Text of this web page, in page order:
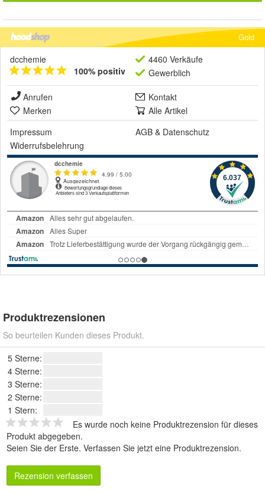
Gold
dcchemie
100% positiv
4460 Verkäufe
Gewerblich
Anrufen
Kontakt
Merken
Alle Artikel
Impressum
AGB & Datenschutz
Widerrufsbelehrung
Produktrezensionen
So beurteilen Kunden dieses Produkt.
5 Sterne:
4 Sterne:
3 Sterne:
2 Sterne:
1 Stern:
Es wurde noch keine Produktrezension für dieses
Produkt abgegeben.
Seien Sie der Erste. Verfassen Sie jetzt eine Produktrezension.
Rezension verfassen